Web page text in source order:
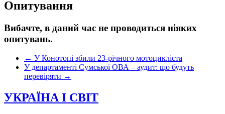
Опитування
Вибачте, в даний час не проводиться ніяких
опитувань.
← У Конотопі збили 23-річного мотоцикліста
У департаменті Сумської ОВА – аудит: що будуть
перевіряти →
УКРАЇНА І СВІТ